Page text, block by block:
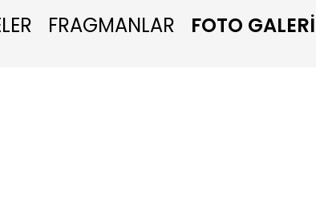
FRAGMANLAR FOTO GALERİ